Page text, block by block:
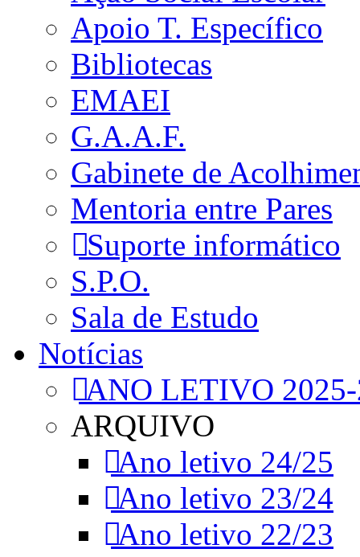
Apoio T. Específico
Bibliotecas
EMAEI
G.A.A.F.
Gabinete de
Mentoria entre Pares
Suporte informático
S.P.O.
Sala de Estudo
Notícias
ANO LETIVO
ARQUIVO
Ano letivo 24/25
Ano letivo 23/24
Ano letivo 22/23